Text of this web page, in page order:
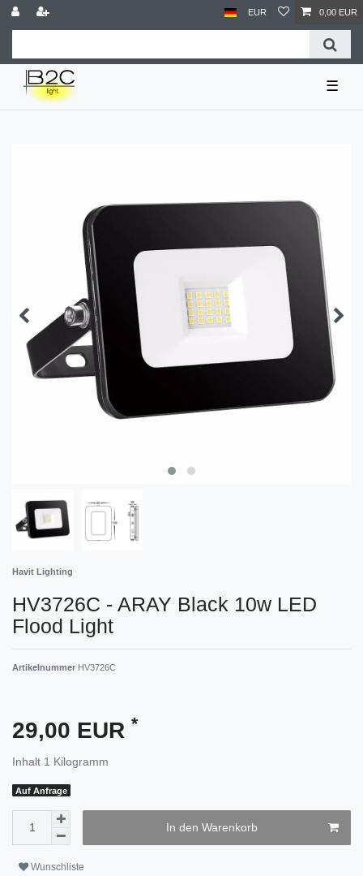
EUR 0,00 EUR
☰
Havit Lighting
HV3726C - ARAY Black 10w LED
Flood Light
Artikelnummer HV3726C
29,00 EUR *
Inhalt 1 Kilogramm
Auf Anfrage
In den Warenkorb
Wunschliste